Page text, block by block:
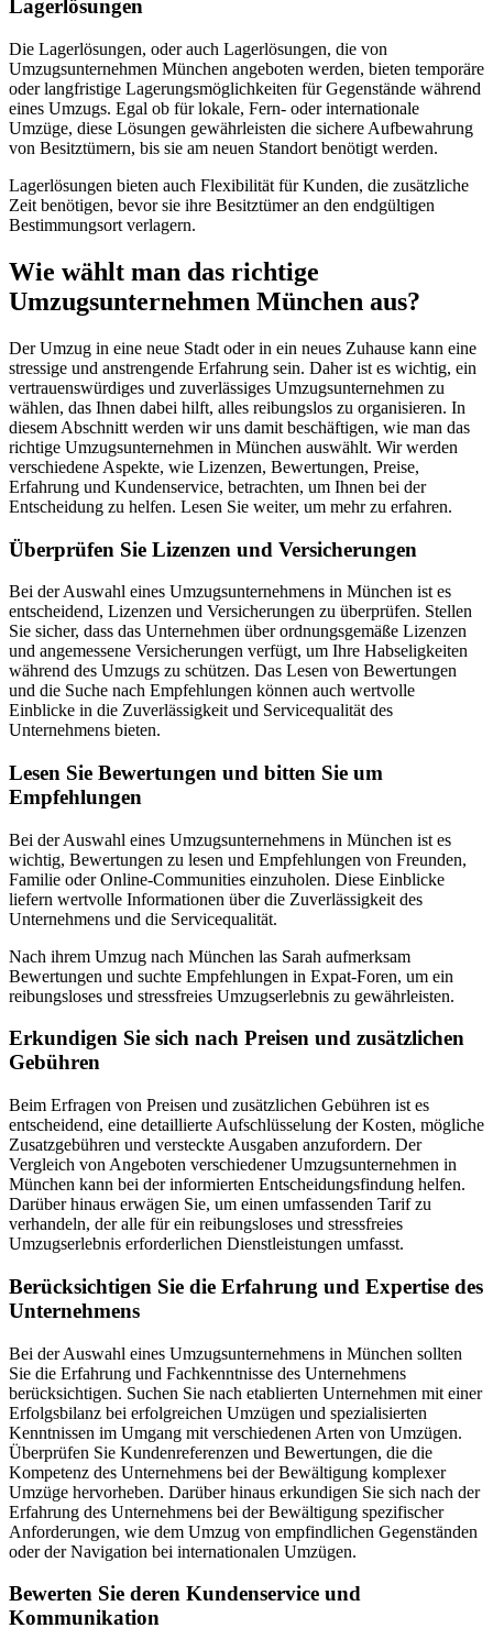
Lagerlösungen
Die Lagerlösungen, oder auch Lagerlösungen, die von
Umzugsunternehmen München angeboten werden, bieten temporäre
oder langfristige Lagerungsmöglichkeiten für Gegenstände während
eines Umzugs. Egal ob für lokale, Fern- oder internationale
Umzüge, diese Lösungen gewährleisten die sichere Aufbewahrung
von Besitztümern, bis sie am neuen Standort benötigt werden.
Lagerlösungen bieten auch Flexibilität für Kunden, die zusätzliche
Zeit benötigen, bevor sie ihre Besitztümer an den endgültigen
Bestimmungsort verlagern.
Wie wählt man das richtige
Umzugsunternehmen München aus?
Der Umzug in eine neue Stadt oder in ein neues Zuhause kann eine
stressige und anstrengende Erfahrung sein. Daher ist es wichtig, ein
vertrauenswürdiges und zuverlässiges Umzugsunternehmen zu
wählen, das Ihnen dabei hilft, alles reibungslos zu organisieren. In
diesem Abschnitt werden wir uns damit beschäftigen, wie man das
richtige Umzugsunternehmen in München auswählt. Wir werden
verschiedene Aspekte, wie Lizenzen, Bewertungen, Preise,
Erfahrung und Kundenservice, betrachten, um Ihnen bei der
Entscheidung zu helfen. Lesen Sie weiter, um mehr zu erfahren.
Überprüfen Sie Lizenzen und Versicherungen
Bei der Auswahl eines Umzugsunternehmens in München ist es
entscheidend, Lizenzen und Versicherungen zu überprüfen. Stellen
Sie sicher, dass das Unternehmen über ordnungsgemäße Lizenzen
und angemessene Versicherungen verfügt, um Ihre Habseligkeiten
während des Umzugs zu schützen. Das Lesen von Bewertungen
und die Suche nach Empfehlungen können auch wertvolle
Einblicke in die Zuverlässigkeit und Servicequalität des
Unternehmens bieten.
Lesen Sie Bewertungen und bitten Sie um
Empfehlungen
Bei der Auswahl eines Umzugsunternehmens in München ist es
wichtig, Bewertungen zu lesen und Empfehlungen von Freunden,
Familie oder Online-Communities einzuholen. Diese Einblicke
liefern wertvolle Informationen über die Zuverlässigkeit des
Unternehmens und die Servicequalität.
Nach ihrem Umzug nach München las Sarah aufmerksam
Bewertungen und suchte Empfehlungen in Expat-Foren, um ein
reibungsloses und stressfreies Umzugserlebnis zu gewährleisten.
Erkundigen Sie sich nach Preisen und zusätzlichen
Gebühren
Beim Erfragen von Preisen und zusätzlichen Gebühren ist es
entscheidend, eine detaillierte Aufschlüsselung der Kosten, mögliche
Zusatzgebühren und versteckte Ausgaben anzufordern. Der
Vergleich von Angeboten verschiedener Umzugsunternehmen in
München kann bei der informierten Entscheidungsfindung helfen.
Darüber hinaus erwägen Sie, um einen umfassenden Tarif zu
verhandeln, der alle für ein reibungsloses und stressfreies
Umzugserlebnis erforderlichen Dienstleistungen umfasst.
Berücksichtigen Sie die Erfahrung und Expertise des
Unternehmens
Bei der Auswahl eines Umzugsunternehmens in München sollten
Sie die Erfahrung und Fachkenntnisse des Unternehmens
berücksichtigen. Suchen Sie nach etablierten Unternehmen mit einer
Erfolgsbilanz bei erfolgreichen Umzügen und spezialisierten
Kenntnissen im Umgang mit verschiedenen Arten von Umzügen.
Überprüfen Sie Kundenreferenzen und Bewertungen, die die
Kompetenz des Unternehmens bei der Bewältigung komplexer
Umzüge hervorheben. Darüber hinaus erkundigen Sie sich nach der
Erfahrung des Unternehmens bei der Bewältigung spezifischer
Anforderungen, wie dem Umzug von empfindlichen Gegenständen
oder der Navigation bei internationalen Umzügen.
Bewerten Sie deren Kundenservice und
Kommunikation